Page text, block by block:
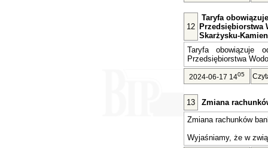
12
Taryfa
Przedsiębiorstwa
Skarżysku-
Taryfa obowiązuje
Przedsiębiorstwa
2024-06-17 1405
13
Zmiana
Zmiana rachunków
Wyjaśniamy, że w